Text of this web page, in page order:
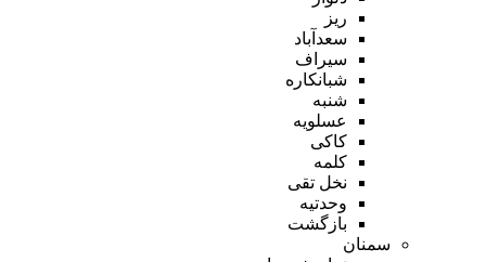
ریز
سعدآباد
سیراف
شبانکاره
شنبه
عسلویه
کاکی
کلمه
نخل تقی
وحدتیه
بازگشت
سمنان